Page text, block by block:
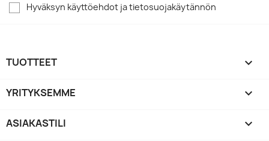
Hyväksyn käyttöehdot ja tietosuojakäytännön
TUOTTEET 
YRITYKSEMME 
ASIAKASTILI 